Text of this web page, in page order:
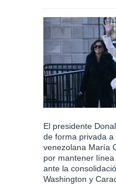
El presidente
de forma privada
venezolana María
por mantener
ante la
Washington y